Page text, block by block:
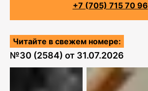
+7 (705) 715 70 96
Читайте в свежем номере:
№30 (2584) от 31.07.2026